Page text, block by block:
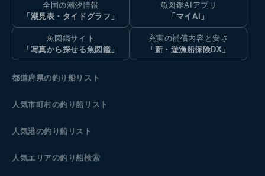
全国の潮汐情報
「潮見表・タイドグラフ」
魚図鑑AIアプリ
「マイAI」
魚図鑑サイト
「写真から探せる魚図鑑」
充実の補償内容と安さ
「新・遊漁船保険DX」
都道府県の釣り船リスト
人気市町村の釣り船リスト
人気港の釣り船リスト
人気エリアの釣り船検索